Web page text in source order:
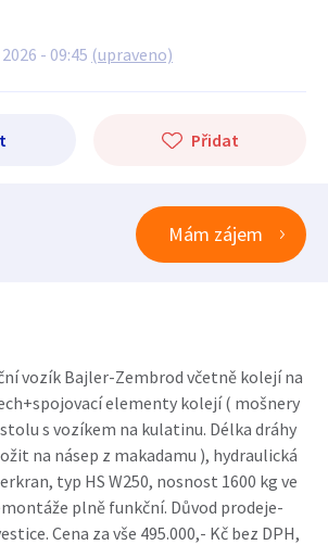
2026 - 09:45 (upraveno)
Přidat
Mám zájem
vozík Bajler-Zembrod včetně kolejí na
elementy kolejí ( mošnery
s vozíkem na kulatinu. Délka dráhy
na násep z makadamu ), hydraulická
typ HS W250, nosnost 1600 kg ve
plně funkční. Důvod prodeje-
Cena za vše 495.000,- Kč bez DPH,